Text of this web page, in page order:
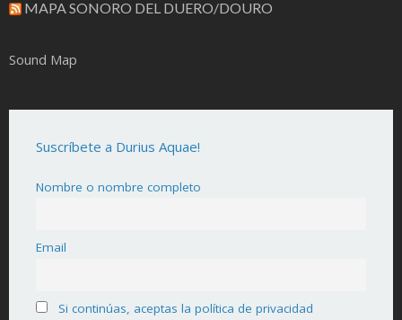
MAPA SONORO DEL DUERO/DOURO
Sound Map
Suscríbete a Durius Aquae!
Nombre o nombre completo
Email
Si continúas, aceptas la política de privacidad